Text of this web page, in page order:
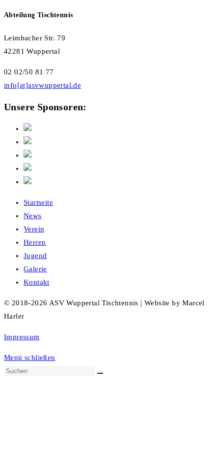
Abteilung Tischtennis
Leimbacher Str. 79
42281 Wuppertal
02 02/50 81 77
info[at]asvwuppertal.de
Unsere Sponsoren:
Startseite
News
Verein
Herren
Jugend
Galerie
Kontakt
© 2018-2026 ASV Wuppertal Tischtennis | Website by Marcel
Harler
Impressum
Menü schließen